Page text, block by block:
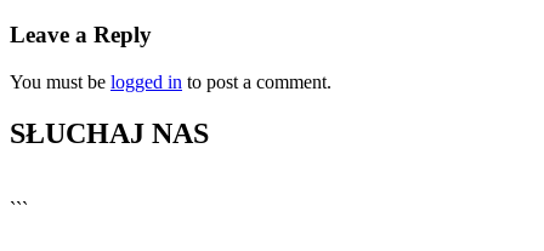
Leave a Reply
You must be logged in to post a comment.
SŁUCHAJ NAS
```